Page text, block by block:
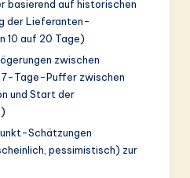
basierend auf historischen
der Lieferanten-
10 auf 20 Tage)
zwischen
7-Tage-Puffer zwischen
und Start der
Schätzungen
pessimistisch) zur